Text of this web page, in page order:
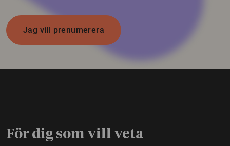
Jag vill prenumerera
För dig som vill veta